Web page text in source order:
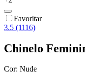
Favoritar
3.5 (1116)
Chinelo
Cor: Nude